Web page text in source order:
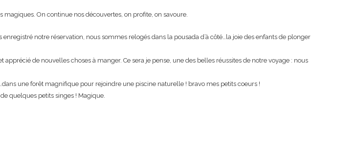
magiques. On continue nos découvertes, on profite, on savoure.
notre réservation, nous sommes relogés dans la pousada d’à côté…la joie des enfants de plonger
de nouvelles choses à manger. Ce sera je pense, une des belles réussites de notre voyage : nous
une forêt magnifique pour rejoindre une piscine naturelle ! bravo mes petits coeurs !
quelques petits singes ! Magique.